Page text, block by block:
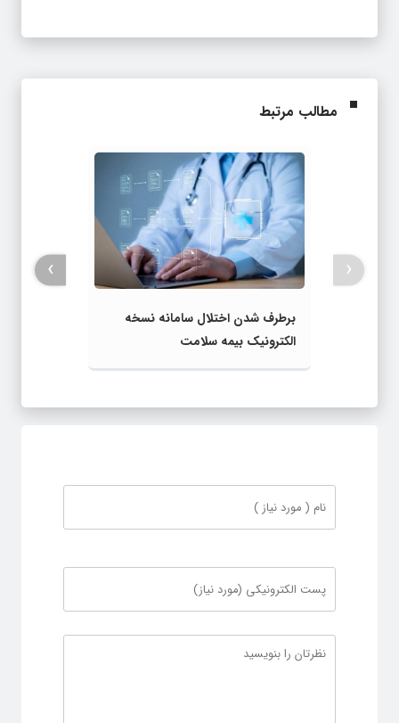
مطالب مرتبط
برطرف شدن اختلال سامانه نسخه
الکترونیک بیمه سلامت
‹
›